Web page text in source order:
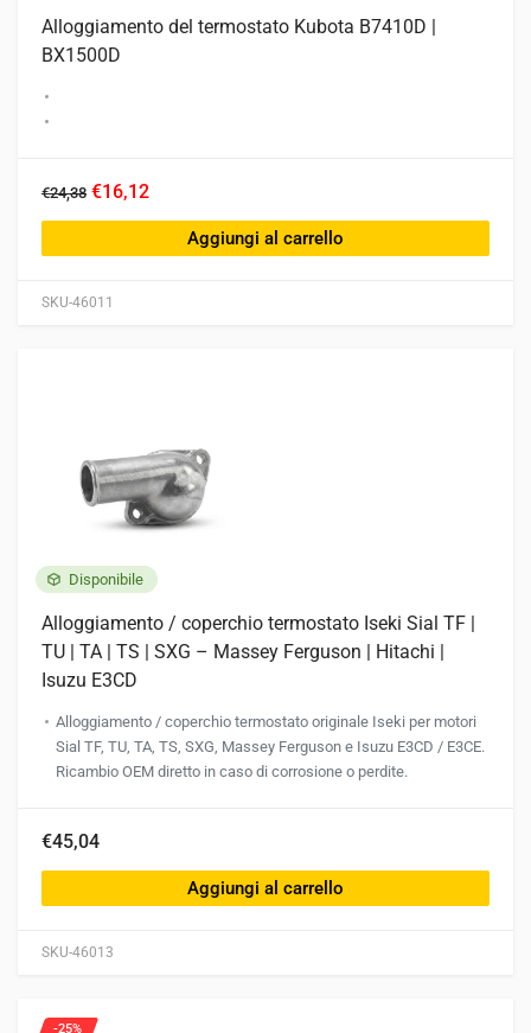
SKU-46011
Alloggiamento del termostato Kubota B7410D |
BX1500D
€24,38 €16,12
Aggiungi al carrello
Disponibile
SKU-46013
Alloggiamento / coperchio termostato Iseki Sial TF |
TU | TA | TS | SXG – Massey Ferguson | Hitachi |
Isuzu E3CD
Alloggiamento / coperchio termostato originale Iseki per motori
Sial TF, TU, TA, TS, SXG, Massey Ferguson e Isuzu E3CD / E3CE.
Ricambio OEM diretto in caso di corrosione o perdite.
€45,04
Aggiungi al carrello
-25%